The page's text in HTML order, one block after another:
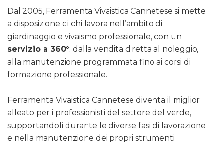
Dal 2005, Ferramenta Vivaistica Cannetese si mette
a disposizione di chi lavora nell’ambito di
giardinaggio e vivaismo professionale, con un
servizio a 360°: dalla vendita diretta al noleggio,
alla manutenzione programmata fino ai corsi di
formazione professionale.
Ferramenta Vivaistica Cannetese diventa il miglior
alleato per i professionisti del settore del verde,
supportandoli durante le diverse fasi di lavorazione
e nella manutenzione dei propri strumenti.